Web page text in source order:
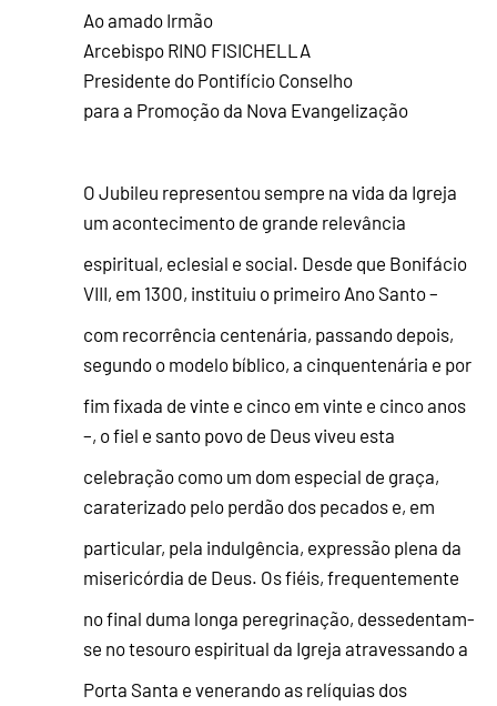
Ao amado Irmão
Arcebispo RINO FISICHELLA
Presidente do Pontifício Conselho
para a Promoção da Nova Evangelização
O Jubileu representou sempre na vida da Igreja
um acontecimento de grande relevância
espiritual, eclesial e social. Desde que Bonifácio
VIII, em 1300, instituiu o primeiro Ano Santo –
com recorrência centenária, passando depois,
segundo o modelo bíblico, a cinquentenária e por
fim fixada de vinte e cinco em vinte e cinco anos
–, o fiel e santo povo de Deus viveu esta
celebração como um dom especial de graça,
caraterizado pelo perdão dos pecados e, em
particular, pela indulgência, expressão plena da
misericórdia de Deus. Os fiéis, frequentemente
no final duma longa peregrinação, dessedentam-
se no tesouro espiritual da Igreja atravessando a
Porta Santa e venerando as relíquias dos